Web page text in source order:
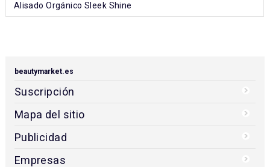
Alisado Orgánico Sleek Shine
beautymarket.es
Suscripción
Mapa del sitio
Publicidad
Empresas